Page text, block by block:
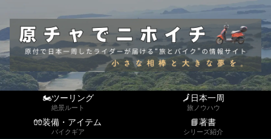
🏍ツーリング
絶景ルート
🗾日本一周
旅ノウハウ
🧤装備・アイテム
バイクギア
📘著書
シリーズ紹介